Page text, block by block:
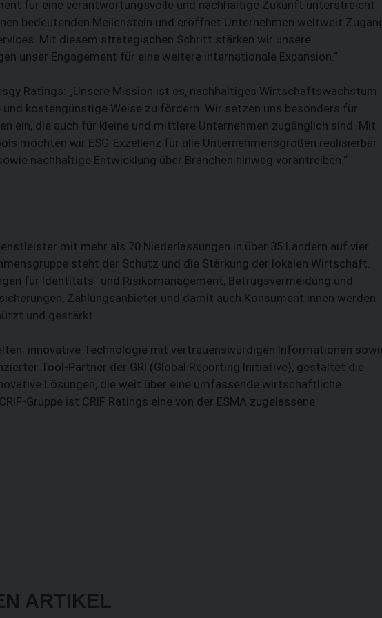
für eine verantwortungsvolle und nachhaltige Zukunft unterstreicht.
bedeutenden Meilenstein und eröffnet Unternehmen weltweit
Mit diesem strategischen Schritt stärken wir unsere
unser Engagement für eine weitere internationale Expansion.“
Ratings: „Unsere Mission ist es, nachhaltiges Wirtschaftswachstum
kostengünstige Weise zu fördern. Wir setzen uns besonders für
ein, die auch für kleine und mittlere Unternehmen zugänglich sind. Mit
möchten wir ESG-Exzellenz für alle Unternehmensgrößen realisierbar
nachhaltige Entwicklung über Branchen hinweg vorantreiben.“
mit mehr als 70 Niederlassungen in über 35 Ländern auf vier
steht der Schutz und die Stärkung der lokalen Wirtschaft.
für Identitäts- und Risikomanagement, Betrugsvermeidung und
Zahlungsanbieter und damit auch Konsument:innen werden
und gestärkt.
innovative Technologie mit vertrauenswürdigen Informationen
Tool-Partner der GRI (Global Reporting Initiative), gestaltet die
Lösungen, die weit über eine umfassende wirtschaftliche
Gruppe ist CRIF Ratings eine von der ESMA zugelassene
ARTIKEL